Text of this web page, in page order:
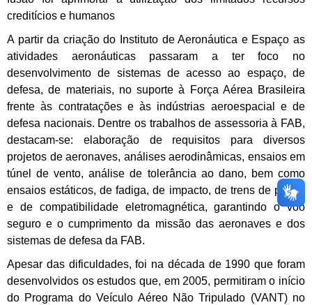
creditícios e humanos
A partir da criação do Instituto de Aeronáutica e Espaço as
atividades aeronáuticas passaram a ter foco no
desenvolvimento de sistemas de acesso ao espaço, de
defesa, de materiais, no suporte à Força Aérea Brasileira
frente às contratações e às indústrias aeroespacial e de
defesa nacionais. Dentre os trabalhos de assessoria à FAB,
destacam-se: elaboração de requisitos para diversos
projetos de aeronaves, análises aerodinâmicas, ensaios em
túnel de vento, análise de tolerância ao dano, bem como
ensaios estáticos, de fadiga, de impacto, de trens de pouso
e de compatibilidade eletromagnética, garantindo o voo
seguro e o cumprimento da missão das aeronaves e dos
sistemas de defesa da FAB.
Apesar das dificuldades, foi na década de 1990 que foram
desenvolvidos os estudos que, em 2005, permitiram o início
do Programa do Veículo Aéreo Não Tripulado (VANT) no